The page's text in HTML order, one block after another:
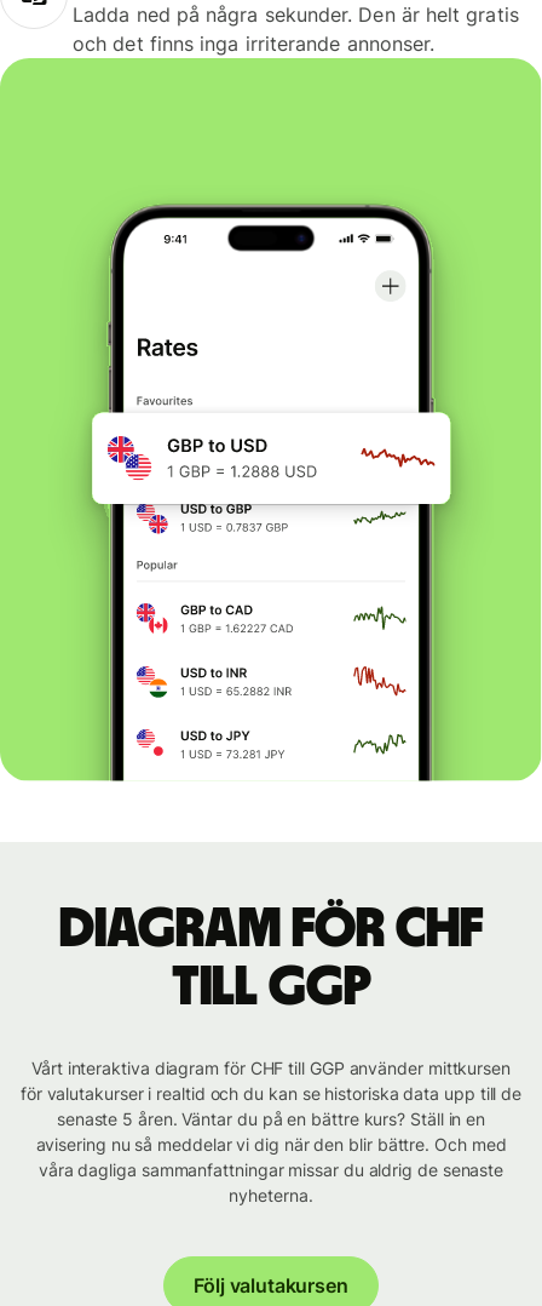
Ladda ned på några sekunder. Den är helt gratis
och det finns inga irriterande annonser.
Diagram för CHF
till GGP
Vårt interaktiva diagram för CHF till GGP använder mittkursen
för valutakurser i realtid och du kan se historiska data upp till de
senaste 5 åren. Väntar du på en bättre kurs? Ställ in en
avisering nu så meddelar vi dig när den blir bättre. Och med
våra dagliga sammanfattningar missar du aldrig de senaste
nyheterna.
Följ valutakursen